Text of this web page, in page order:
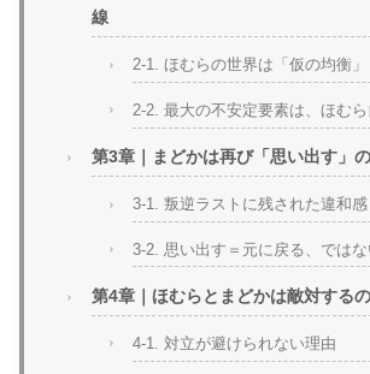
線
2-1. ほむらの世界は「仮の均衡」
2-2. 最大の不安定要素は、ほむら
第3章｜まどかは再び「思い出す」
3-1. 叛逆ラストに残された違和感
3-2. 思い出す＝元に戻る、では
第4章｜ほむらとまどかは敵対する
4-1. 対立が避けられない理由